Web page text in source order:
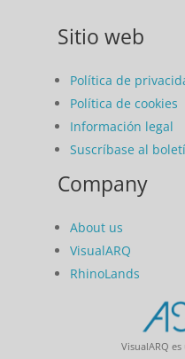
Sitio web
Política de
Política de cookies
Información legal
Suscríbase al
Company
About us
VisualARQ
RhinoLands
VisualARQ